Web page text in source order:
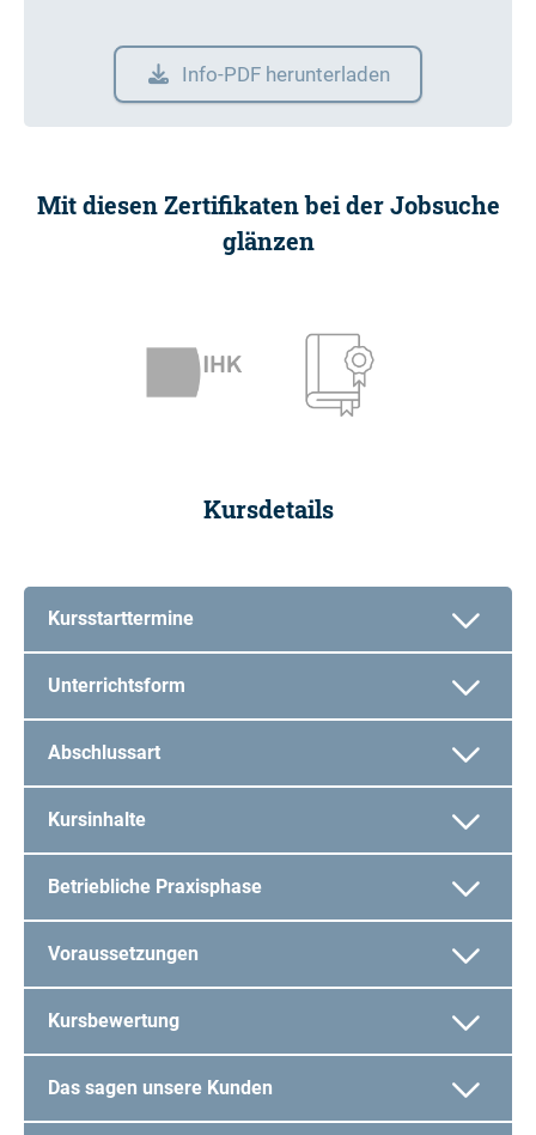
Info-PDF herunterladen
Mit diesen Zertifikaten bei der Jobsuche
glänzen
Kursdetails
Kursstarttermine
Unterrichtsform
Abschlussart
Kursinhalte
Betriebliche Praxisphase
Voraussetzungen
Kursbewertung
Das sagen unsere Kunden